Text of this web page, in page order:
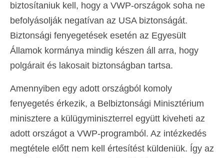
biztosítaniuk kell, hogy a VWP-országok soha ne
befolyásolják negatívan az USA biztonságát.
Biztonsági fenyegetések esetén az Egyesült
Államok kormánya mindig készen áll arra, hogy
polgárait és lakosait biztonságban tartsa.
Amennyiben egy adott országból komoly
fenyegetés érkezik, a Belbiztonsági Minisztérium
minisztere a külügyminiszterrel együtt kiveheti az
adott országot a VWP-programból. Az intézkedés
megtétele előtt nem kell értesítést küldeniük. Így az